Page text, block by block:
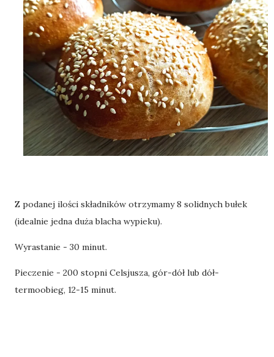
Z podanej ilości składników otrzymamy 8 solidnych bułek
(idealnie jedna duża blacha wypieku).
Wyrastanie - 30 minut.
Pieczenie - 200 stopni Celsjusza, gór-dół lub dół-
termoobieg, 12-15 minut.